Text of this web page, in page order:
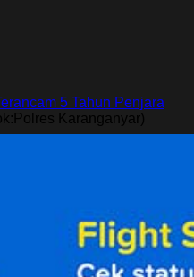
Karanganyar)